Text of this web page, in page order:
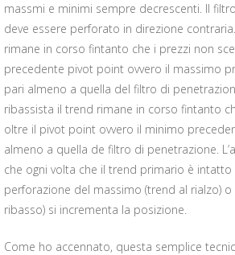
massmi e minimi sempre decrescenti. Il
deve essere perforato in direzione
rimane in corso fintanto che i prezzi non
precedente pivot point ovvero il massimo
pari almeno a quella del filtro di
ribassista il trend rimane in corso fintanto
oltre il pivot point ovvero il minimo
almeno a quella de filtro di penetrazione.
che ogni volta che il trend primario è intatto
perforazione del massimo (trend al rialzo)
ribasso) si incrementa la posizione.
Come ho accennato, questa semplice